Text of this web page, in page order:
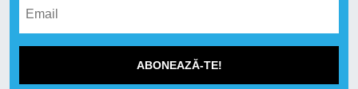
ABONEAZĂ-TE!